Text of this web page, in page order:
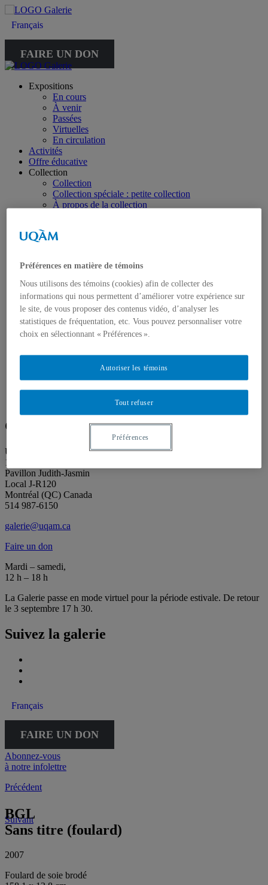
Français
FAIRE UN DON
Expositions
En cours
À venir
Passées
Virtuelles
En circulation
Activités
Offre éducative
Collection
Collection
Collection spéciale : petite collection
À propos de la collection
Toutes les publications
Actualités
À propos
Accessibilité
Contact
Mandat
Historique
Équipe
Partenaires
Plan des salles
Recherche
Galerie de l’UQAM
Université du Québec à Montréal
1400 rue Berri
Pavillon Judith-Jasmin
Local J-R120
Montréal (QC) Canada
514 987-6150
galerie@uqam.ca
Faire un don
Mardi – samedi,
12 h – 18 h
La Galerie passe en mode virtuel pour la période estivale. De retour
le 3 septembre 17 h 30.
Suivez la galerie
Français
FAIRE UN DON
Abonnez-vous
à notre infolettre
Précédent
Suivant
BGL
Sans titre (foulard)
2007
Foulard de soie brodé
Préférences en matière de témoins
Nous utilisons des témoins (cookies) afin de collecter des
informations qui nous permettent d’améliorer votre expérience sur
le site, de vous proposer des contenus vidéo, d’analyser les
statistiques de fréquentation, etc. Vous pouvez personnaliser votre
choix en sélectionnant « Préférences ».
Tout refuser
Autoriser les témoins
Préférences